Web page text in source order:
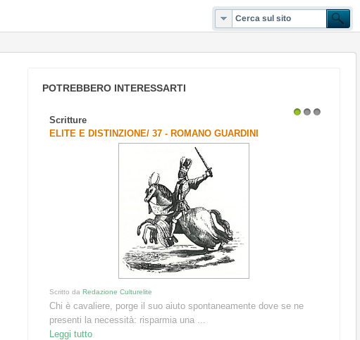
POTREBBERO INTERESSARTI
Scritture
ELITE E DISTINZIONE/ 37 - ROMANO GUARDINI
Scritto daRedazione Culturelite
Chi è cavaliere, porge il suo aiuto spontaneamente dove se ne
presenti la necessità: rispar­mia una ...
Leggi tutto